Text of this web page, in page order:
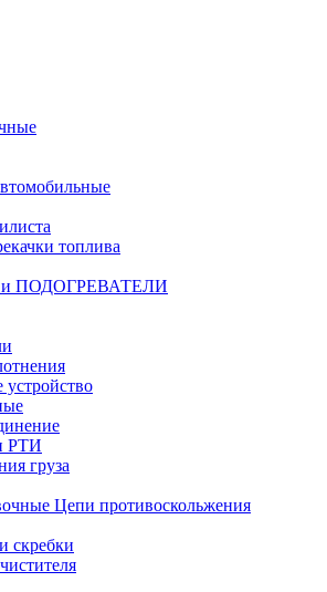
топлива
ПОДОГРЕВАТЕЛИ
устройство
РТИ
груза
Цепи противоскольжения
скребки